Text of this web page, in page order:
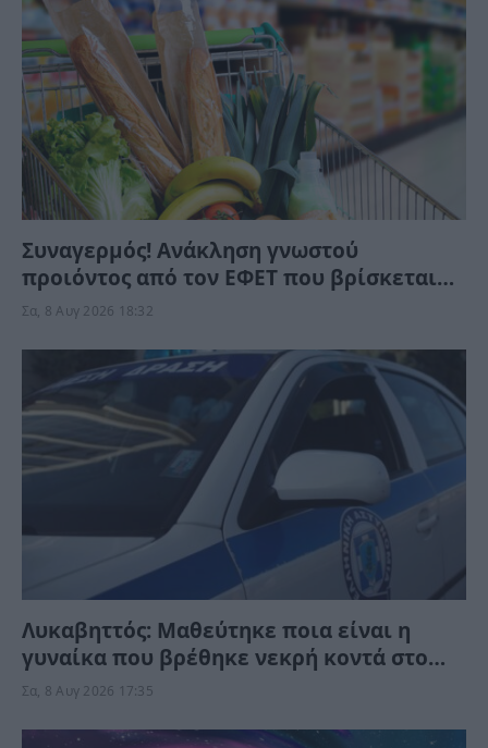
Συναγερμός! Ανάκληση γνωστού
προιόντος από τον ΕΦΕΤ που βρίσκεται
στα ράφια των σούπερ μάρκετ – Μην το
Σα, 8 Αυγ 2026 18:32
Λυκαβηττός: Μαθεύτηκε ποια είναι η
γυναίκα που βρέθηκε νεκρή κοντά στο
εκκλησάκι – Τι της συνέβη;
Σα, 8 Αυγ 2026 17:35